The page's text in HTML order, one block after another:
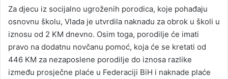
Za djecu iz socijalno ugroženih porodica, koje pohađaju
osnovnu školu, Vlada je utvrdila naknadu za obrok u školi u
iznosu od 2 KM dnevno. Osim toga, porodilje će imati
pravo na dodatnu novčanu pomoć, koja će se kretati od
446 KM za nezaposlene porodilje do iznosa razlike
između prosječne plaće u Federaciji BiH i naknade plaće